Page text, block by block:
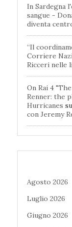
In Sardegna
sangue -
diventa
“Il
Corriere
Ricceri nelle
On Rai 4
Renner: the
Hurricanes su
con Jeremy
Agosto 2026
Luglio 2026
Giugno 2026